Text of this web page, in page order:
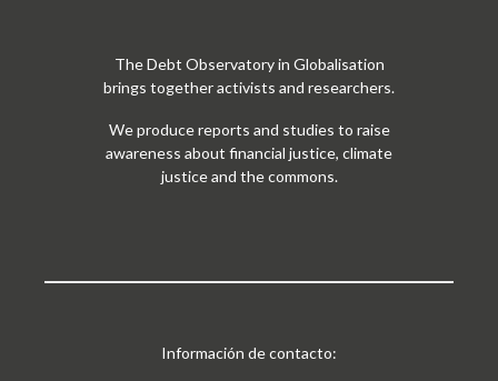
The Debt Observatory in Globalisation
brings together activists and researchers.
We produce reports and studies to raise
awareness about financial justice, climate
justice and the commons.
Información de contacto: